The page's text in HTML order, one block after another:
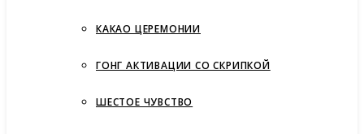
КАКАО ЦЕРЕМОНИИ
ГОНГ АКТИВАЦИИ СО СКРИПКОЙ
ШЕСТОЕ ЧУВСТВО